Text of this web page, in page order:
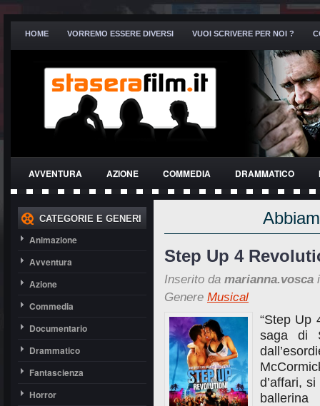
HOME VORREMO ESSERE DIVERSI VUOI SCRIVERE PER NOI ?
AVVENTURA AZIONE COMMEDIA DRAMMATICO
THRILLER
CATEGORIE E GENERI
Animazione
Avventura
Azione
Commedia
Documentario
Drammatico
Fantascienza
Horror
Step Up 4
Inserito da marianna.vosca
Genere Musical
“Step Up
saga di
d’affari,
ballerina